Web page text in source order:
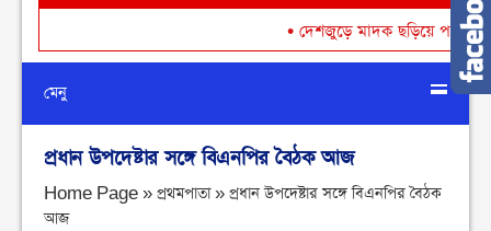
দেশজুড়ে মাদক ছড়িয়ে পড়া রোধে
মেনু
প্রধান উপদেষ্টার সঙ্গে বিএনপির বৈঠক আজ
Home Page » প্রথমপাতা » প্রধান উপদেষ্টার সঙ্গে বিএনপির বৈঠক
আজ